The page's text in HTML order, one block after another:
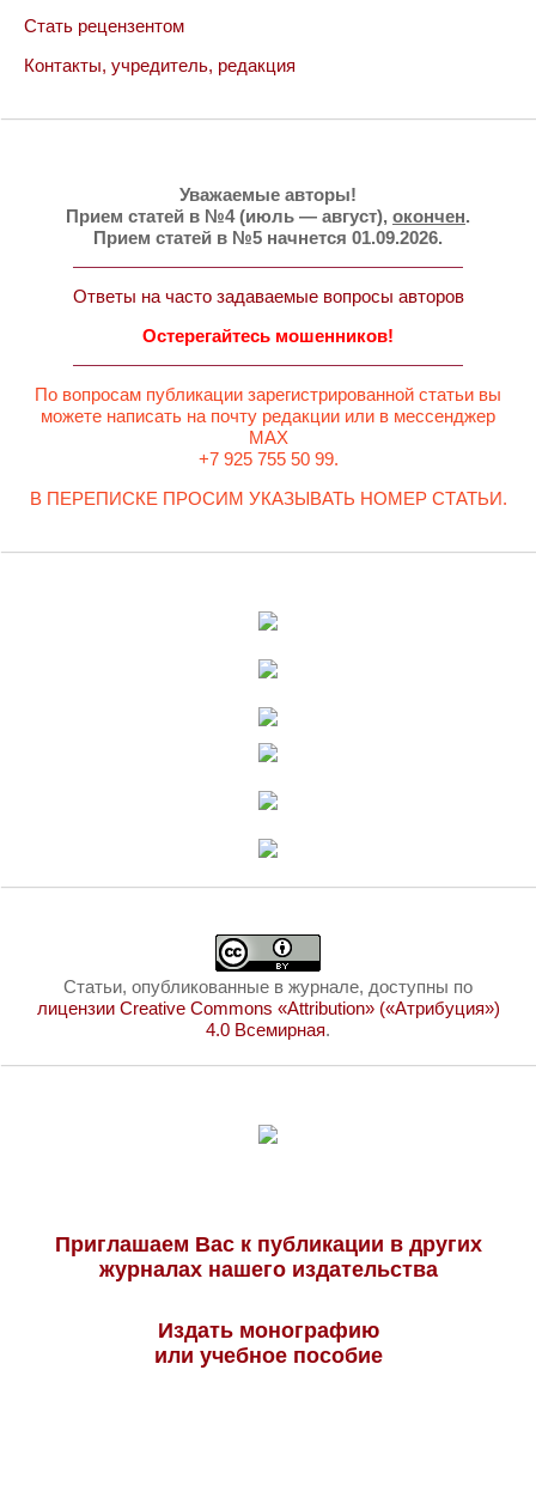
Стать рецензентом
Контакты, учредитель, редакция
Уважаемые авторы!
Прием статей в №4 (июль — август), окончен.
Прием статей в №5 начнется 01.09.2026.
Ответы на часто задаваемые вопросы авторов
Остерегайтесь мошенников!
По вопросам публикации зарегистрированной статьи вы
можете написать на почту редакции или в мессенджер
MAX
+7 925 755 50 99.
В ПЕРЕПИСКЕ ПРОСИМ УКАЗЫВАТЬ НОМЕР СТАТЬИ.
Статьи, опубликованные в журнале, доступны по
лицензии Creative Commons «Attribution» («Атрибуция»)
4.0 Всемирная.
Приглашаем Вас к публикации в других
журналах нашего издательства
Издать монографию
или учебное пособие